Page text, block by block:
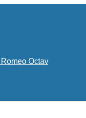
Octav